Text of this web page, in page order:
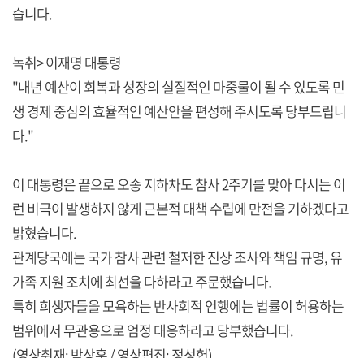
습니다.
녹취> 이재명 대통령
"내년 예산이 회복과 성장의 실질적인 마중물이 될 수 있도록 민
생 경제 중심의 효율적인 예산안을 편성해 주시도록 당부드립니
다."
이 대통령은 끝으로 오송 지하차도 참사 2주기를 맞아 다시는 이
런 비극이 발생하지 않게 근본적 대책 수립에 만전을 기하겠다고
밝혔습니다.
관계당국에는 국가 참사 관련 철저한 진상 조사와 책임 규명, 유
가족 지원 조치에 최선을 다하라고 주문했습니다.
특히 희생자들을 모욕하는 반사회적 언행에는 법률이 허용하는
범위에서 무관용으로 엄정 대응하라고 당부했습니다.